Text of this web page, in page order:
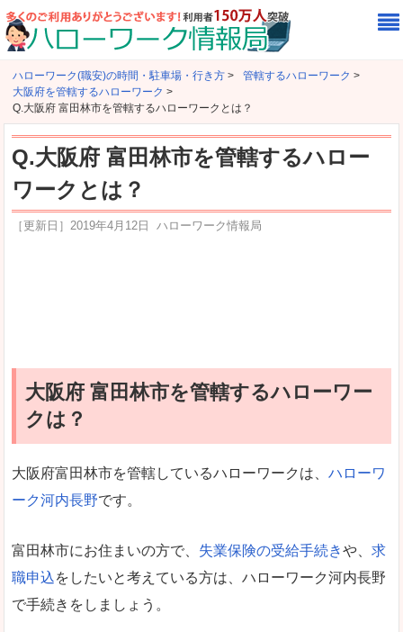
ハローワーク(職安)の時間・駐車場・行き方 > 管轄するハローワーク >
大阪府を管轄するハローワーク >
Q.大阪府 富田林市を管轄するハローワークとは？
Q.大阪府 富田林市を管轄するハロー
ワークとは？
［更新日］ 2019年4月12日 ハローワーク情報局
大阪府 富田林市を管轄するハローワー
クは？
大阪府富田林市を管轄しているハローワークは、 ハローワ
ーク河内長野です。
富田林市にお住まいの方で、 失業保険の受給手続きや、 求
職申込をしたいと考えている方は、ハローワーク河内長野
で手続きをしましょう。